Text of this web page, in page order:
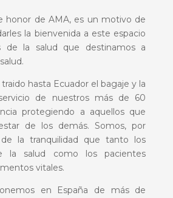
honor de AMA, es un motivo de
la bienvenida a este espacio
de la salud que destinamos a
hasta Ecuador el bagaje y la
de nuestros más de 60
protegiendo a aquellos que
de los demás. Somos, por
la tranquilidad que tanto los
la salud como los pacientes
vitales.
en España de más de